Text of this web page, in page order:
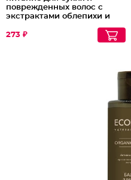
поврежденных волос с
экстрактами облепихи и
Conditioner, 450 мл
273 ₽